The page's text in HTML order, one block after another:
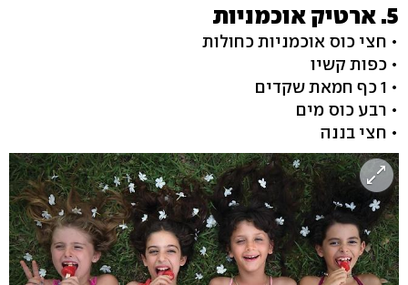
5. ארטיק אוכמניות
• חצי כוס אוכמניות כחולות
• כפות קשיו
• 1 כף חמאת שקדים
• רבע כוס מים
• חצי בננה